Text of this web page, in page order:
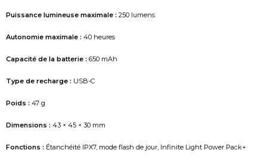
Puissance lumineuse maximale : 250 lumens
Autonomie maximale : 40 heures
Capacité de la batterie : 650 mAh
Type de recharge : USB-C
Poids : 47 g
Dimensions : 43 × 45 × 30 mm
Fonctions : Étanchéité IPX7, mode flash de jour, Infinite Light Power Pack+